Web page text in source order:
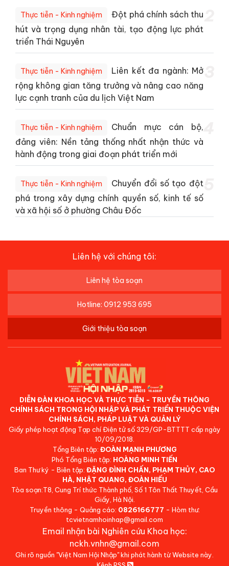
Thực tiễn - Kinh nghiệm
Đột phá chính sách thu
hút và trọng dụng nhân tài, tạo động lực phát
triển Thái Nguyên
Thực tiễn - Kinh nghiệm
Liên kết đa ngành: Mở
rộng không gian tăng trưởng và nâng cao năng
lực cạnh tranh của du lịch Việt Nam
Thực tiễn - Kinh nghiệm
Chuẩn mực cán bộ,
đảng viên: Nền tảng thống nhất nhận thức và
hành động trong giai đoạn phát triển mới
Thực tiễn - Kinh nghiệm
Chuyển đổi số tạo đột
phá trong xây dựng chính quyền số, kinh tế số
và xã hội số ở phường Châu Đốc
Liên hệ với chúng tôi:
Liên hệ tòa soạn
Hotline: 0912 953 695
Giới thiệu tòa soạn
DIỄN ĐÀN KHOA HỌC VÀ THỰC TIỄN - TRUYỀN THÔNG
CHÍNH SÁCH TRONG HỘI NHẬP VÀ PHÁT TRIỂN THUỘC VIỆN
CHÍNH SÁCH, PHÁP LUẬT VÀ QUẢN LÝ
Giấy phép hoạt động Tạp chí Điện tử số 329/GP-BTTTT cấp ngày
10/09/2018.
Tổng Biên tập: ĐOÀN MẠNH PHƯƠNG
Phó Tổng Biên tập: HOÀNG MINH TIẾN
Ban Thư ký - Biên tập: ĐẶNG ĐÌNH CHẤN, PHẠM THỦY, CAO
HÀ, NHẬT QUANG, ĐOÀN HIẾU
Tòa soạn:T8, Cung Trí thức Thành phố, Số 1 Tôn Thất Thuyết, Cầu
Giấy, Hà Nội.
Truyền thông - Quảng cáo: 0826166777 - Hòm thư:
tcvietnamhoinhap@gmail.com
Email nhận bài Nghiên cứu Khoa học:
nckh.vnhn@gmail.com
Ghi rõ nguồn "Việt Nam Hội Nhập" khi phát hành từ Website này.